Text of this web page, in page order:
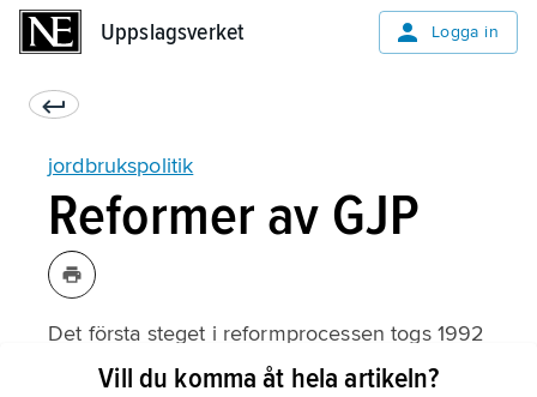
Uppslagsverket Logga in
jordbrukspolitik
Reformer av GJP
Det första steget i reformprocessen togs 1992
i och med MacSharryreformen (efter Ray
Vill du komma åt hela artikeln?